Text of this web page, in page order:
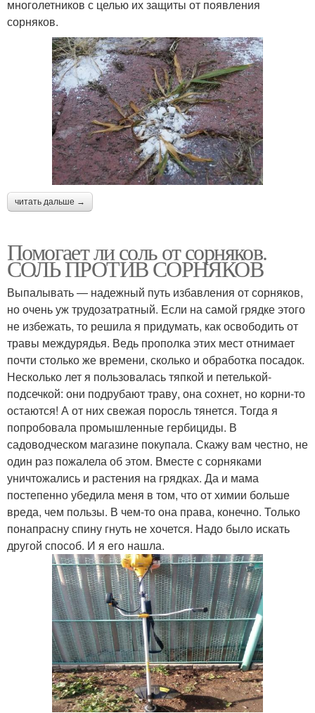
многолетников с целью их защиты от появления
сорняков.
читать дальше →
Помогает ли соль от сорняков.
СОЛЬ ПРОТИВ СОРНЯКОВ
Выпалывать ― надежный путь избавления от сорняков,
но очень уж трудозатратный. Если на самой грядке этого
не избежать, то решила я придумать, как освободить от
травы междурядья. Ведь прополка этих мест отнимает
почти столько же времени, сколько и обработка посадок.
Несколько лет я пользовалась тяпкой и петелькой-
подсечкой: они подрубают траву, она сохнет, но корни-то
остаются! А от них свежая поросль тянется. Тогда я
попробовала промышленные гербициды. В
садоводческом магазине покупала. Скажу вам честно, не
один раз пожалела об этом. Вместе с сорняками
уничтожались и растения на грядках. Да и мама
постепенно убедила меня в том, что от химии больше
вреда, чем пользы. В чем-то она права, конечно. Только
понапрасну спину гнуть не хочется. Надо было искать
другой способ. И я его нашла.